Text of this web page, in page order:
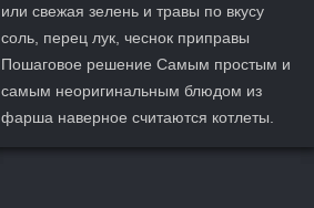
или свежая зелень и травы по вкусу
соль, перец лук, чеснок приправы
Пошаговое решение Самым простым и
самым неоригинальным блюдом из
фарша наверное считаются котлеты.